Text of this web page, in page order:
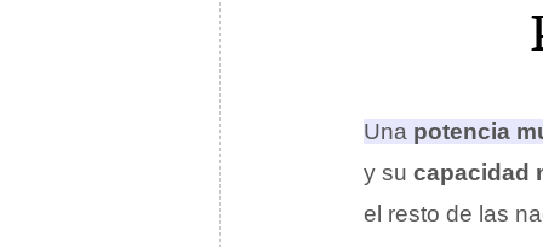
Una potencia
y su capacidad
el resto de las